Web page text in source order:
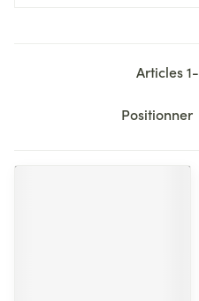
Articles1-
Trier par: